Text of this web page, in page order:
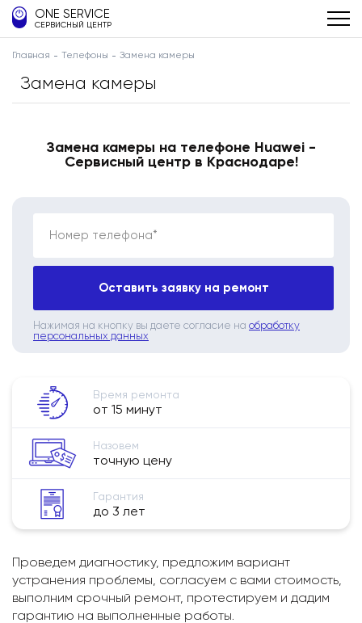
ONE SERVICE
СЕРВИСНЫЙ ЦЕНТР
Главная Телефоны Замена камеры
Замена камеры
Замена камеры на телефоне Huawei -
Сервисный центр в Краснодаре!
Номер телефона*
Оставить заявку на ремонт
Нажимая на кнопку вы даете согласие на обработку
персональных данных
Время ремонта
от 15 минут
Назовем
точную цену
Гарантия
до 3 лет
Проведем диагностику, предложим вариант
устранения проблемы, согласуем с вами стоимость,
выполним срочный ремонт, протестируем и дадим
гарантию на выполненные работы.